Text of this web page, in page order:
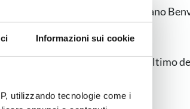
Informazioni sui cookie
utilizzando tecnologie come i
aziendale che il fondatore Tiziano
della vendita, ha dedicato l’ultimo